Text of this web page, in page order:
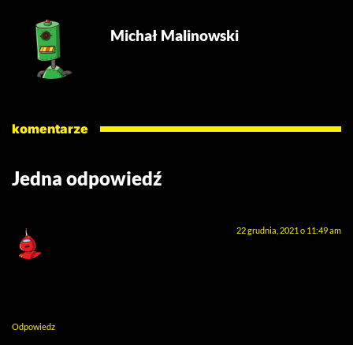
Michał Malinowski
komentarze
Jedna odpowiedź
22 grudnia, 2021 o 11:49 am
Odpowiedz